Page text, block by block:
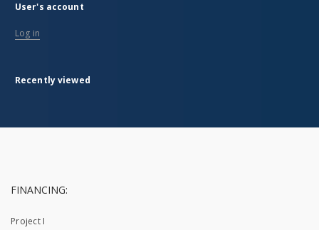
User's account
Log in
Recently viewed
FINANCING:
Project I